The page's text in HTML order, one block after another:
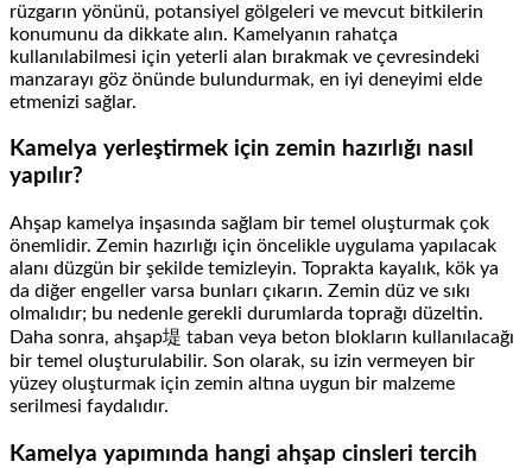
rüzgarın yönünü, potansiyel gölgeleri ve mevcut bitkilerin
konumunu da dikkate alın. Kamelyanın rahatça
kullanılabilmesi için yeterli alan bırakmak ve çevresindeki
manzarayı göz önünde bulundurmak, en iyi deneyimi elde
etmenizi sağlar.
Kamelya yerleştirmek için zemin hazırlığı nasıl
yapılır?
Ahşap kamelya inşasında sağlam bir temel oluşturmak çok
önemlidir. Zemin hazırlığı için öncelikle uygulama yapılacak
alanı düzgün bir şekilde temizleyin. Toprakta kayalık, kök ya
da diğer engeller varsa bunları çıkarın. Zemin düz ve sıkı
olmalıdır; bu nedenle gerekli durumlarda toprağı düzeltin.
Daha sonra, ahşap堤 taban veya beton blokların kullanılacağı
bir temel oluşturulabilir. Son olarak, su izin vermeyen bir
yüzey oluşturmak için zemin altına uygun bir malzeme
serilmesi faydalıdır.
Kamelya yapımında hangi ahşap cinsleri tercih